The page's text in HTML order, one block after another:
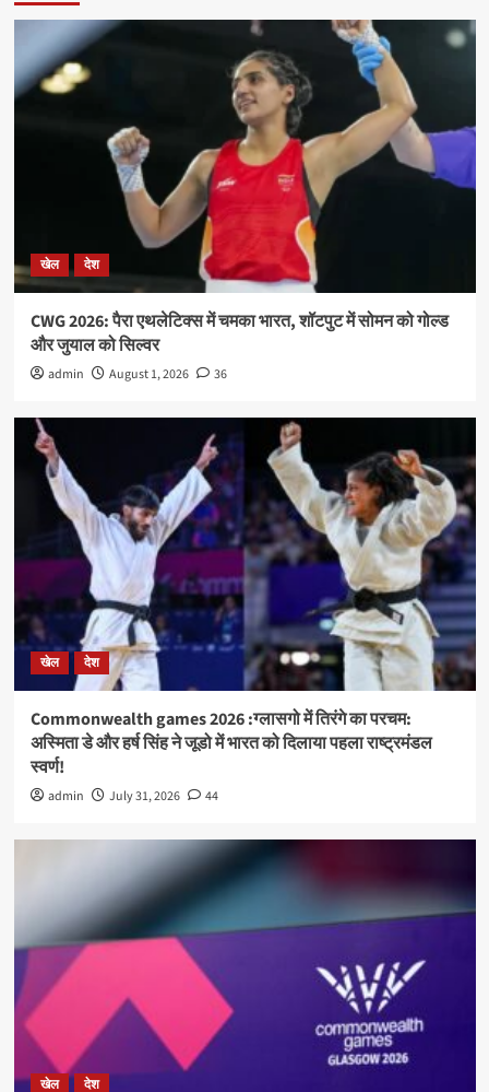
खेल देश
CWG 2026: पैरा एथलेटिक्स में चमका भारत, शॉटपुट में सोमन को गोल्ड
और जुयाल को सिल्वर
admin August 1, 2026 36
खेल देश
Commonwealth games 2026 :ग्लासगो में तिरंगे का परचम:
अस्मिता डे और हर्ष सिंह ने जूडो में भारत को दिलाया पहला राष्ट्रमंडल
स्वर्ण!
admin July 31, 2026 44
खेल देश